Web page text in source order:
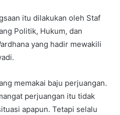
itu dilakukan oleh Staf
Politik, Hukum, dan
yang hadir mewakili
memakai baju perjuangan.
perjuangan itu tidak
apapun. Tetapi selalu